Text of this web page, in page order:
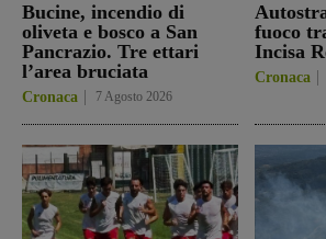
Bucine, incendio di
oliveta e bosco a San
Pancrazio. Tre ettari
l’area bruciata
Cronaca 7 Agosto 2026
fuoco
Incisa
Cronaca